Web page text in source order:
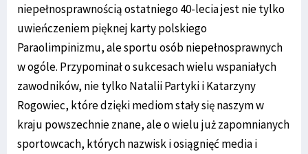
niepełnosprawnością ostatniego 40-lecia jest nie tylko
uwieńczeniem pięknej karty polskiego
Paraolimpinizmu, ale sportu osób niepełnosprawnych
w ogóle. Przypominał o sukcesach wielu wspaniałych
zawodników, nie tylko Natalii Partyki i Katarzyny
Rogowiec, które dzięki mediom stały się naszym w
kraju powszechnie znane, ale o wielu już zapomnianych
sportowcach, których nazwisk i osiągnięć media i